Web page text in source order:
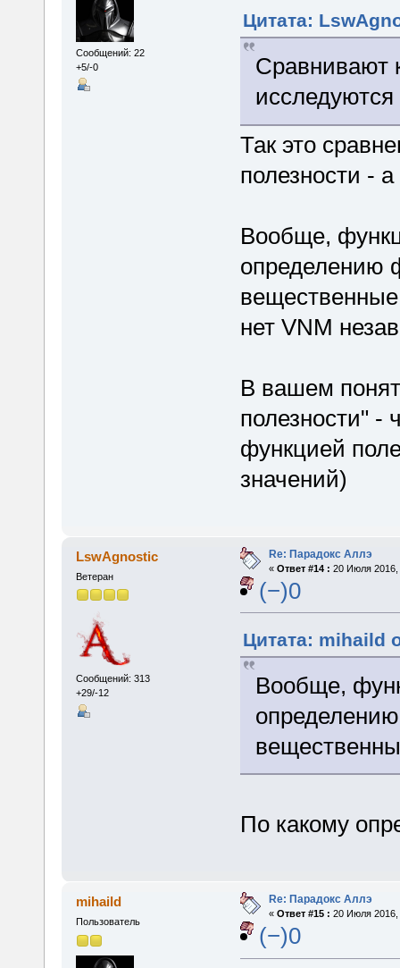
Сообщений: 22
+5/-0
Цитата:
Сравнивают
Так это
полезности -
Вообще,
определению
нет VNM
В вашем
полезности" -
функцией
значений)
LswAgnostic
Ветеран
Сообщений: 313
+29/-12
Re: Парадокс Аллэ
« Ответ #14 : 20 Июля 2016,
(−)0
Цитата: mihaild
Вообще,
По какому
mihaild
Пользователь
Re: Парадокс Аллэ
« Ответ #15 : 20 Июля 2016,
(−)0